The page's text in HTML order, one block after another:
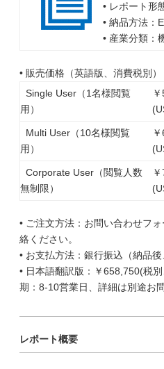
• レポート形
• 納品方法：
• 産業分類：
• 販売価格（英語版、消費税別）
Single User（1名様閲覧
用）
Multi User（10名様閲覧
用）
Corporate User（閲覧人数
無制限）
• ご注文方法：お問い合わせフ
絡ください。
• お支払方法：銀行振込（納品後
• 日本語翻訳版：￥658,750(税
期：8-10営業日、詳細は別途お
レポート概要